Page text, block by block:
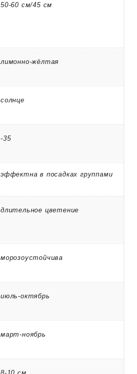
50-60 см/45 см
лимонно-жёлтая
солнце
-35
эффектна в посадках группами
длительное цветение
морозоустойчива
июль-октябрь
март-ноябрь